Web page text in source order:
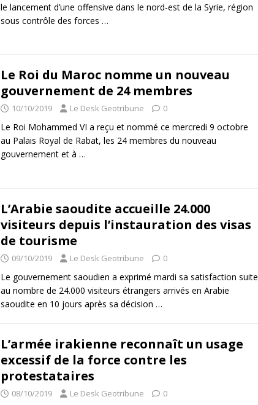
le lancement d’une offensive dans le nord-est de la Syrie, région
sous contrôle des forces …
Le Roi du Maroc nomme un nouveau
gouvernement de 24 membres
10/10/2019 Le Desk Geotribune 0
Le Roi Mohammed VI a reçu et nommé ce mercredi 9 octobre
au Palais Royal de Rabat, les 24 membres du nouveau
gouvernement et à …
L’Arabie saoudite accueille 24.000
visiteurs depuis l’instauration des visas
de tourisme
09/10/2019 Le Desk Geotribune 0
Le gouvernement saoudien a exprimé mardi sa satisfaction suite
au nombre de 24.000 visiteurs étrangers arrivés en Arabie
saoudite en 10 jours après sa décision …
L’armée irakienne reconnaît un usage
excessif de la force contre les
protestataires
08/10/2019 Le Desk Geotribune 0